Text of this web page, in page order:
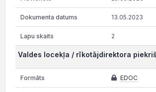
13.05.2023
2
Valdes locekļa / rīkotājdirektora
EDOC